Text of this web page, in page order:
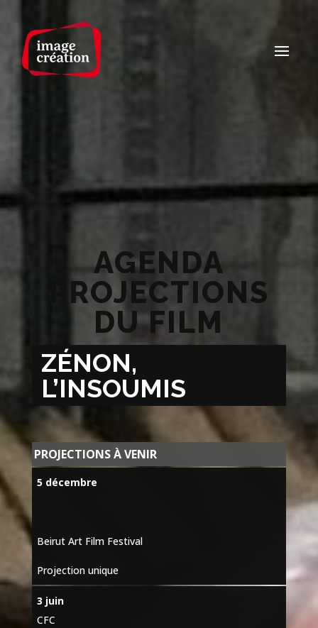
AGENDA
PROJECTIONS
DU FILM
ZÉNON,
L’INSOUMIS
PROJECTIONS À VENIR
5 décembre
Beirut Art Film Festival
Projection unique
3 juin
CFC